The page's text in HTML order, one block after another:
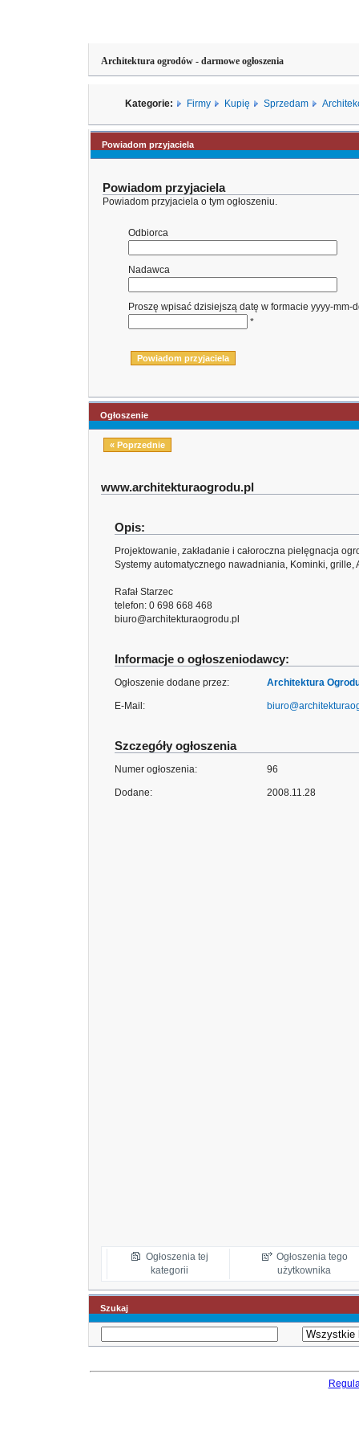
Architektura ogrodów - darmowe ogłoszenia
Kategorie: Firmy Kupię Sprzedam
Powiadom przyjaciela
Powiadom przyjaciela
Powiadom przyjaciela o tym ogłoszeniu.
Odbiorca
Nadawca
Proszę wpisać dzisiejszą datę w formacie yyyy-mm-
*
Ogłoszenie
« Poprzednie
www.architekturaogrodu.pl
Opis:
Projektowanie, zakładanie i całoroczna pielęgnacja
Systemy automatycznego nawadniania, Kominki, grille,
Rafał Starzec
telefon: 0 698 668 468
biuro@architekturaogrodu.pl
Informacje o ogłoszeniodawcy:
Ogłoszenie dodane przez: Architektura
E-Mail:
Szczegóły ogłoszenia
Numer ogłoszenia: 96
Dodane: 2008.11.28
Ogłoszenia tej
kategorii
Ogłoszenia tego
użytkownika
Szukaj